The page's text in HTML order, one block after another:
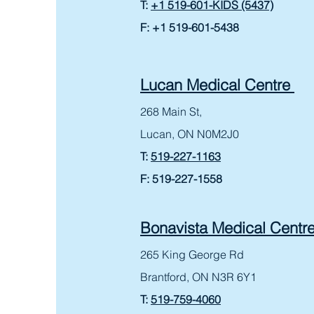
T: +1 519-601-KIDS (5437)
F: +1 519-601-5438
Lucan Medical Centre
268 Main St,
Lucan, ON N0M2J0
T:519-227-1163
F: 519-227-1558
Bonavista Medical
265 King George Rd
Brantford, ON N3R 6Y1
T:519-759-4060